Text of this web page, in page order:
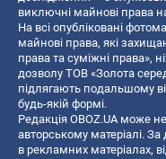
виключні майнові права
На всі опубліковані
майнові права, які
права та суміжні права»,
дозволу ТОВ «Золота
підлягають подальшому
будь-якій формі.
Редакція OBOZ.UA може
авторському матеріалі. За
в рекламних матеріалах,